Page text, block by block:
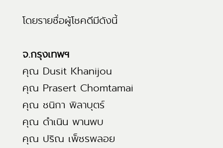
โดยรายชื่อผู้โชคดีมีดังนี้
จ.กรุงเทพฯ
คุณ Dusit Khanijou
คุณ Prasert Chomtamai
คุณ ชนิกา พิลาบุตร์
คุณ ดำเนิน พานพบ
คุณ ปริณ เพ็ชรพลอย